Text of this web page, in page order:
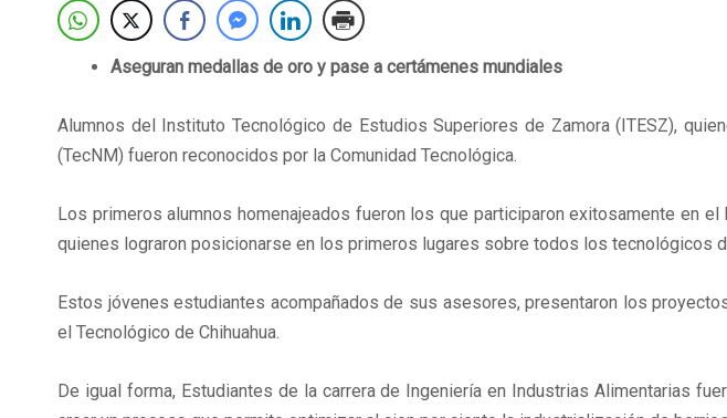
Aseguran medallas de oro y pase a certámenes mundiales
Alumnos del Instituto Tecnológico de Estudios Superiores de Zamora (ITESZ),
(TecNM) fueron reconocidos por la Comunidad Tecnológica.
Los primeros alumnos homenajeados fueron los que participaron exitosamente en
quienes lograron posicionarse en los primeros lugares sobre todos los tecnológicos
Estos jóvenes estudiantes acompañados de sus asesores, presentaron los
el Tecnológico de Chihuahua.
De igual forma, Estudiantes de la carrera de Ingeniería en Industrias Alimentarias